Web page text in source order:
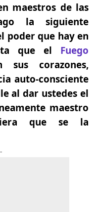
maestros de las
la siguiente
poder que hay en
que el Fuego
corazones,
auto-consciente
al dar ustedes el
maestro
que se la